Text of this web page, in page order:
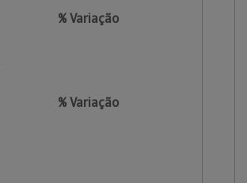
% Variação
% Variação